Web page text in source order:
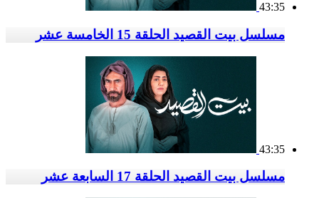
43:35
مسلسل بيت القصيد الحلقة 15 الخامسة عشر
43:35
مسلسل بيت القصيد الحلقة 17 السابعة عشر